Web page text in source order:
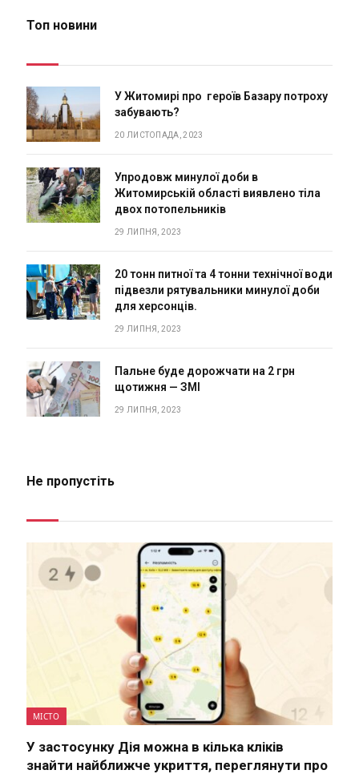
Топ новини
У Житомирі про героїв Базару потроху
забувають?
20 ЛИСТОПАДА, 2023
Упродовж минулої доби в
Житомирській області виявлено тіла
двох потопельників
29 ЛИПНЯ, 2023
20 тонн питної та 4 тонни технічної води
підвезли рятувальники минулої доби
для херсонців.
29 ЛИПНЯ, 2023
Пальне буде дорожчати на 2 грн
щотижня — ЗМІ
29 ЛИПНЯ, 2023
Не пропустіть
МІСТО
У застосунку Дія можна в кілька кліків
знайти найближче укриття, переглянути про